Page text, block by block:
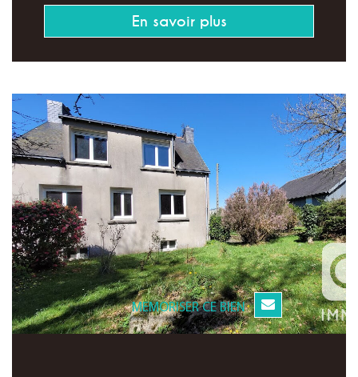
En savoir plus
MEMORISER CE BIEN